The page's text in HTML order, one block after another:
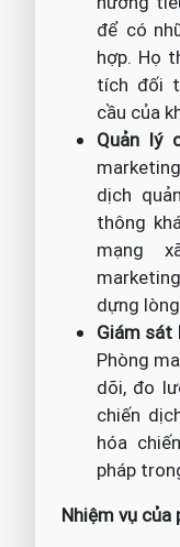
để có
hợp. Họ
tích đối
cầu của
Quản lý
dịch
thông
mạng
dựng
Giám sát
Phòng
dõi, đo
chiến
hóa
pháp
Nhiệm vụ